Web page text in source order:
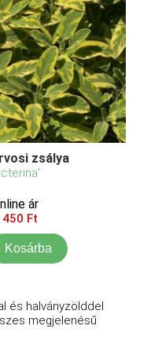
zsálya
ár
450 Ft
Kosárba
és halványzölddel
megjelenésű